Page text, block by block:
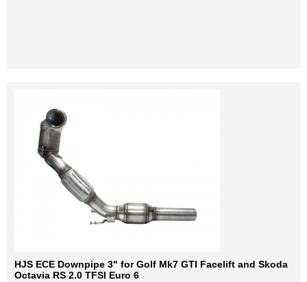
HJS ECE Downpipe 3" for Golf Mk7 GTI Facelift and Skoda
Octavia RS 2.0 TFSI Euro 6